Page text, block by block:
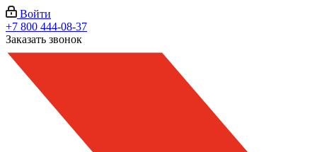
Войти
+7 800 444-08-37
Заказать звонок